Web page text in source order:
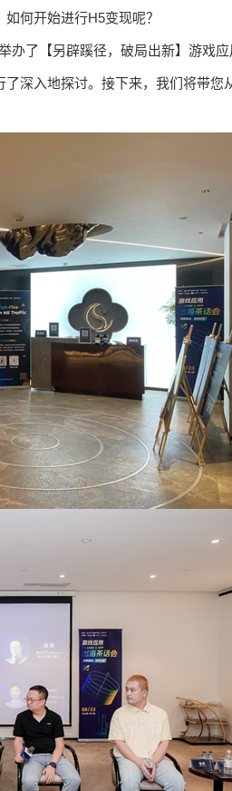
何开始进行H5变现呢？
了【另辟蹊径，破局出新】游戏
深入地探讨。接下来，我们将带您